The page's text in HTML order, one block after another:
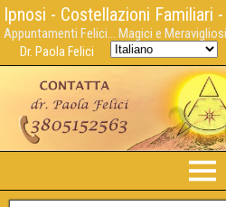
Ipnosi - Costellazioni Familiari
Appuntamenti Felici... Magici e Meravigliosi
Dr. Paola Felici